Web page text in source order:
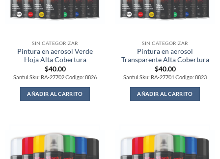
SIN CATEGORIZAR
Pintura en aerosol Verde
Hoja Alta Cobertura
$40.00
Santul Sku: RA-27702 Codigo: 8826
AÑADIR AL CARRITO
SIN CATEGORIZAR
Pintura en aerosol
Transparente Alta Cobertura
$40.00
Santul Sku: RA-27701 Codigo: 8823
AÑADIR AL CARRITO